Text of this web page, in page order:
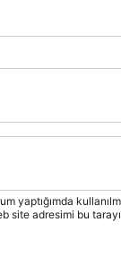
yaptığımda
site adresimi bu